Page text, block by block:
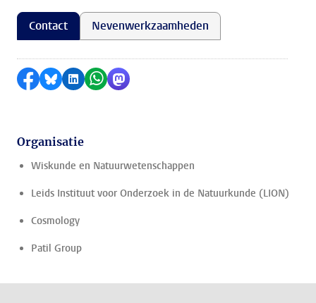
Contact Nevenwerkzaamheden
Delen op Facebook
Delen via Bluesky
Delen op LinkedIn
Delen via WhatsApp
Delen via Mastodon
Organisatie
Wiskunde en Natuurwetenschappen
Leids Instituut voor Onderzoek in de Natuurkunde (LION)
Cosmology
Patil Group